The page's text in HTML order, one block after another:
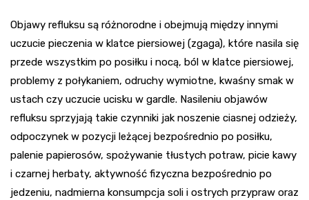
Objawy refluksu są różnorodne i obejmują między innymi
uczucie pieczenia w klatce piersiowej (zgaga), które nasila się
przede wszystkim po posiłku i nocą, ból w klatce piersiowej,
problemy z połykaniem, odruchy wymiotne, kwaśny smak w
ustach czy uczucie ucisku w gardle. Nasileniu objawów
refluksu sprzyjają takie czynniki jak noszenie ciasnej odzieży,
odpoczynek w pozycji leżącej bezpośrednio po posiłku,
palenie papierosów, spożywanie tłustych potraw, picie kawy
i czarnej herbaty, aktywność fizyczna bezpośrednio po
jedzeniu, nadmierna konsumpcja soli i ostrych przypraw oraz